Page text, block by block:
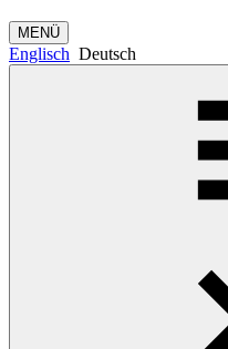
MENÜ
Englisch Deutsch